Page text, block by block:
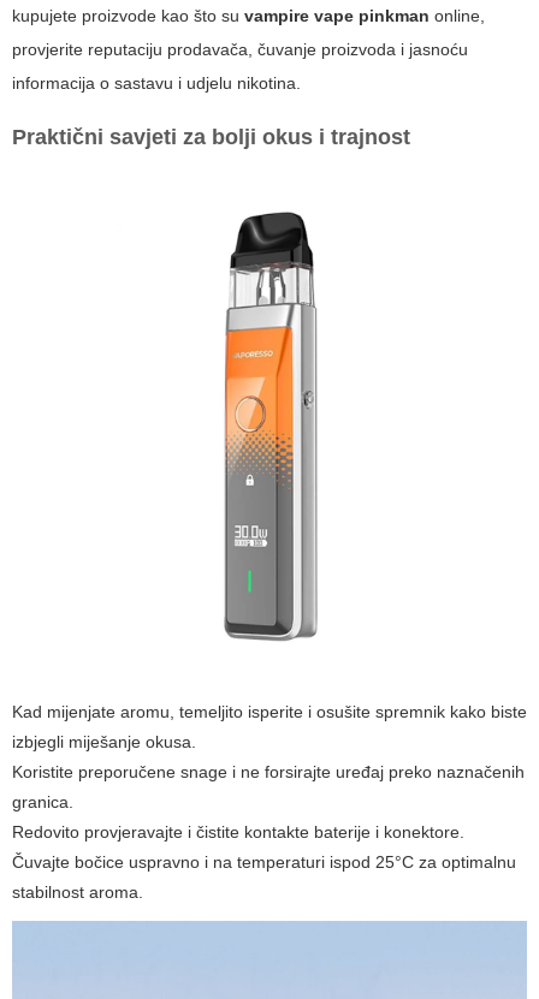
kupujete proizvode kao što su vampire vape pinkman online,
provjerite reputaciju prodavača, čuvanje proizvoda i jasnoću
informacija o sastavu i udjelu nikotina.
Praktični savjeti za bolji okus i trajnost
Kad mijenjate aromu, temeljito isperite i osušite spremnik kako biste
izbjegli miješanje okusa.
Koristite preporučene snage i ne forsirajte uređaj preko naznačenih
granica.
Redovito provjeravajte i čistite kontakte baterije i konektore.
Čuvajte bočice uspravno i na temperaturi ispod 25°C za optimalnu
stabilnost aroma.